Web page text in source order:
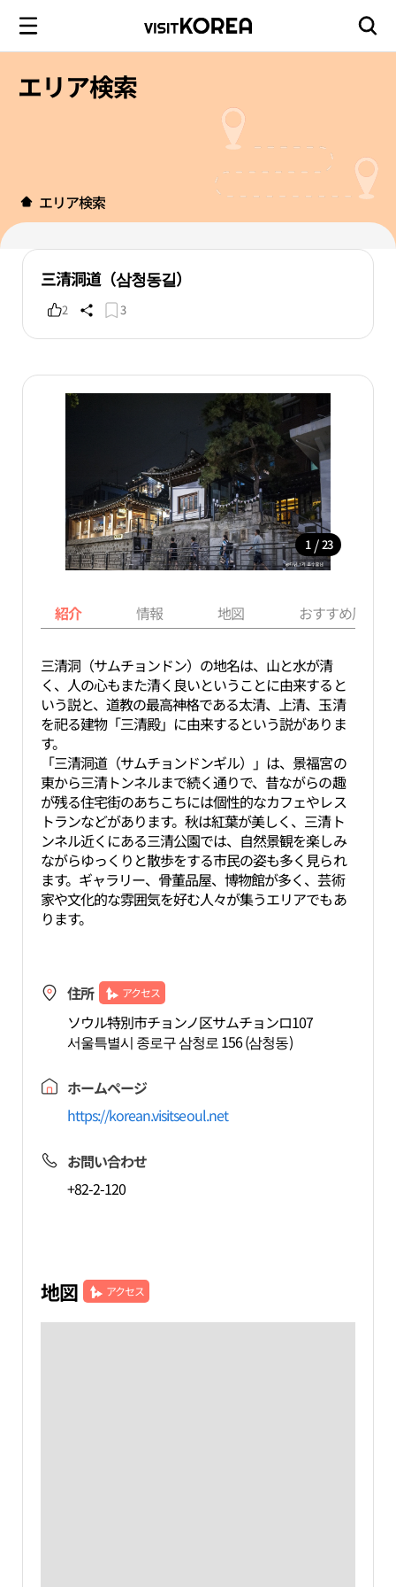
エリア検索
エリア検索
三清洞道（삼청동길）
2 3
1 / 23
紹介 情報 地図 おすすめ周辺
三清洞（サムチョンドン）の地名は、山と水が清
く、人の心もまた清く良いということに由来すると
いう説と、道教の最高神格である太清、上清、玉清
を祀る建物「三清殿」に由来するという説がありま
す。
「三清洞道（サムチョンドンギル）」は、景福宮の
東から三清トンネルまで続く通りで、昔ながらの趣
が残る住宅街のあちこちには個性的なカフェやレス
トランなどがあります。秋は紅葉が美しく、三清ト
ンネル近くにある三清公園では、自然景観を楽しみ
ながらゆっくりと散歩をする市民の姿も多く見られ
ます。ギャラリー、骨董品屋、博物館が多く、芸術
家や文化的な雰囲気を好む人々が集うエリアでもあ
ります。
住所 アクセス
ソウル特別市チョンノ区サムチョンロ107
서울특별시 종로구 삼청로 156 (삼청동)
ホームページ
https://korean.visitseoul.net
お問い合わせ
+82-2-120
地図 アクセス